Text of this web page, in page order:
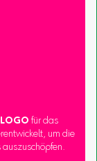
LOGO für das
um die